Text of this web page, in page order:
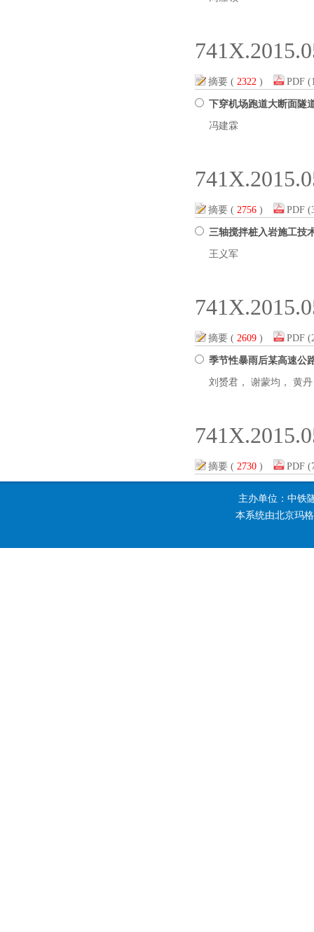
摘要 ( 2322) PDF
下穿机场跑道大断面隧
冯建霖
摘要 ( 2756) PDF
三轴搅拌桩入岩施工技
王义军
摘要 ( 2609) PDF
季节性暴雨后某高速公
刘赟君， 谢蒙均， 黄
摘要 ( 2730) PDF
主办单位：中铁
本系统由北京玛